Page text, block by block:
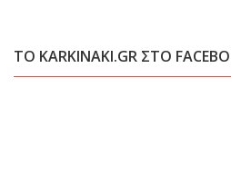
ΤΟ KARKINAKI.GR ΣΤΟ